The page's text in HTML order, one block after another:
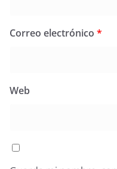
Correo electrónico *
Web